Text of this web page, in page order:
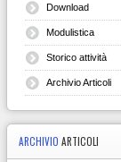
Download
Modulistica
Storico attività
Archivio Articoli
ARCHIVIO ARTICOLI